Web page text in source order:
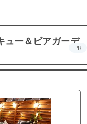
ュー＆ビアガーデ
PR